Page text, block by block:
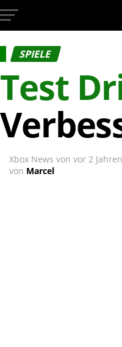
InsideXbox.de
SPIELE
Test
Xbox News von vor 2 Jahren
von Marcel